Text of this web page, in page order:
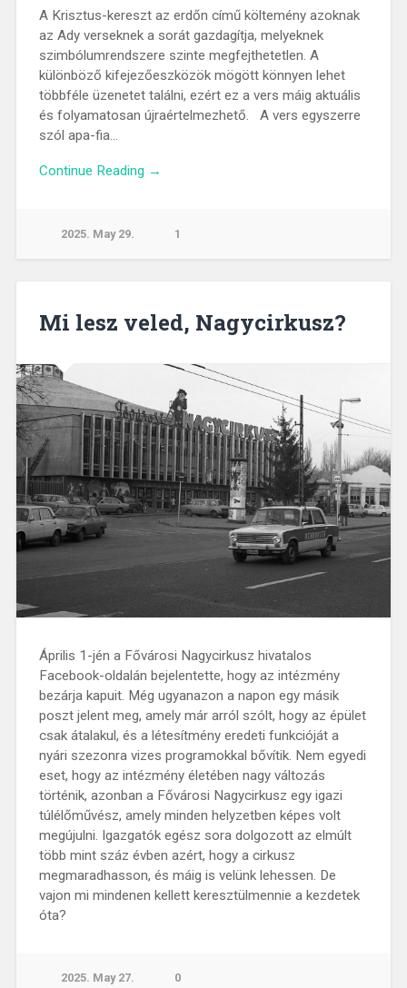
A Krisztus-kereszt az erdőn című költemény azoknak
az Ady verseknek a sorát gazdagítja, melyeknek
szimbólumrendszere szinte megfejthetetlen. A
különböző kifejezőeszközök mögött könnyen lehet
többféle üzenetet találni, ezért ez a vers máig aktuális
és folyamatosan újraértelmezhető. A vers egyszerre
szól apa-fia…
Continue Reading →
2025. May 29. 1
Mi lesz veled, Nagycirkusz?
Április 1-jén a Fővárosi Nagycirkusz hivatalos
Facebook-oldalán bejelentette, hogy az intézmény
bezárja kapuit. Még ugyanazon a napon egy másik
poszt jelent meg, amely már arról szólt, hogy az épület
csak átalakul, és a létesítmény eredeti funkcióját a
nyári szezonra vizes programokkal bővítik. Nem egyedi
eset, hogy az intézmény életében nagy változás
történik, azonban a Fővárosi Nagycirkusz egy igazi
túlélőművész, amely minden helyzetben képes volt
megújulni. Igazgatók egész sora dolgozott az elmúlt
több mint száz évben azért, hogy a cirkusz
megmaradhasson, és máig is velünk lehessen. De
vajon mi mindenen kellett keresztülmennie a kezdetek
óta?
2025. May 27. 0